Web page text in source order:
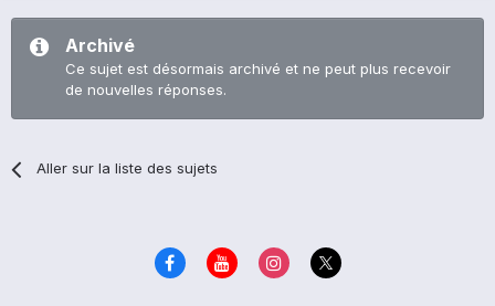
Archivé
Ce sujet est désormais archivé et ne peut plus recevoir
de nouvelles réponses.
Aller sur la liste des sujets